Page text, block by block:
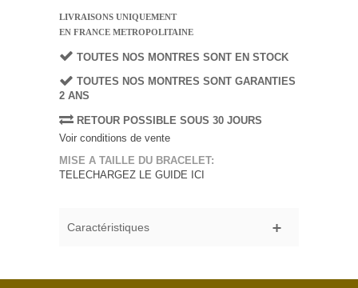
LIVRAISONS UNIQUEMENT
EN FRANCE METROPOLITAINE
TOUTES NOS MONTRES SONT EN STOCK
TOUTES NOS MONTRES SONT GARANTIES
2 ANS
RETOUR POSSIBLE SOUS 30 JOURS
Voir conditions de vente
MISE A TAILLE DU BRACELET:
TELECHARGEZ LE GUIDE ICI
Caractéristiques